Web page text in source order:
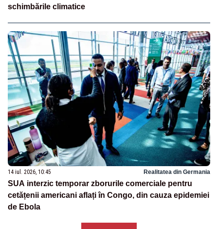
schimbările climatice
14 iul. 2026, 10:45 Realitatea din Germania
SUA interzic temporar zborurile comerciale pentru
cetățenii americani aflați în Congo, din cauza epidemiei
de Ebola